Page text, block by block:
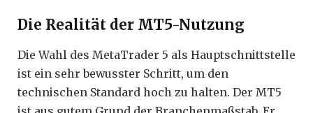
Die Realität der MT5-Nutzung
Die Wahl des MetaTrader 5 als Hauptschnittstelle
ist ein sehr bewusster Schritt, um den
technischen Standard hoch zu halten. Der MT5